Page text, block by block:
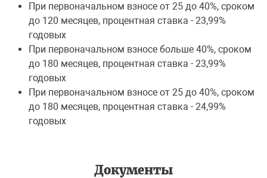
При первоначальном взносе от 25 до 40%, сроком
до 120 месяцев, процентная ставка - 23,99%
годовых
При первоначальном взносе больше 40%, сроком
до 180 месяцев, процентная ставка - 23,99%
годовых
При первоначальном взносе от 25 до 40%, сроком
до 180 месяцев, процентная ставка - 24,99%
годовых
Документы